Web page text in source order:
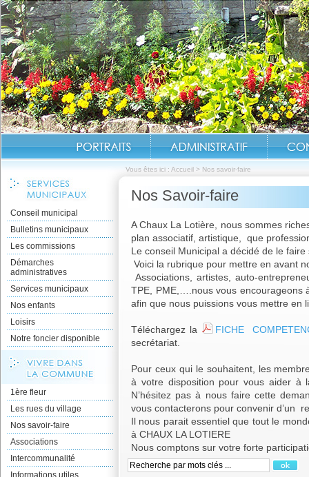
Vous êtes ici : Accueil > Nos savoir-faire
Conseil municipal
Bulletins municipaux
Les commissions
Démarches
administratives
Services municipaux
Nos enfants
Loisirs
Notre foncier disponible
1ère fleur
Les rues du village
Nos savoir-faire
Associations
Intercommunalité
Informations utiles
Nos Savoir-faire
A Chaux La Lotière, nous sommes
plan associatif, artistique, que
Le conseil Municipal a décidé de le faire
Voici la rubrique pour mettre en avant
Associations, artistes, auto-
TPE, PME,….nous vous encourageons
afin que nous puissions vous mettre en
Téléchargez la
FICHE
secrétariat.
Pour ceux qui le souhaitent, les
à votre disposition pour vous aider à
N’hésitez pas à nous faire cette
vous contacterons pour convenir d’un
Il nous parait essentiel que tout le
à CHAUX LA LOTIERE
Nous comptons sur votre forte